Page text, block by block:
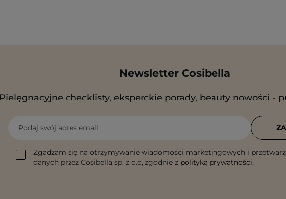
Newsletter Cosibella
Pielęgnacyjne checklisty, eksperckie porady, beauty nowości -
Podaj swój adres email
Zgadzam się na otrzymywanie wiadomości marketingowych i
danych przez Cosibella sp. z o.o, zgodnie z polityką prywatności.